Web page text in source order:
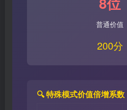
普通价值
200分
🔍 特殊模式价值倍增系数